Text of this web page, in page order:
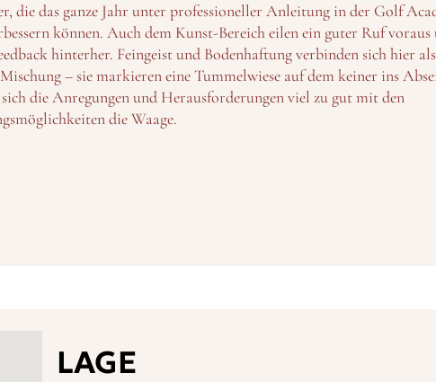
die das ganze Jahr unter professioneller Anleitung in der Golf
können. Auch dem Kunst-Bereich eilen ein guter Ruf voraus
hinterher. Feingeist und Bodenhaftung verbinden sich hier
– sie markieren eine Tummelwiese auf dem keiner ins
die Anregungen und Herausforderungen viel zu gut mit den
die Waage.
LAGE